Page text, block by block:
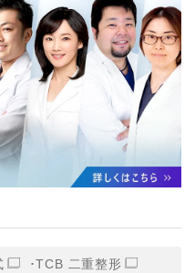
】
情報を、厳正な管理の下
報への不正アクセス・紛
を防止するため、必要か
・技術的防御措置を講じ
】
達成に必要な範囲で、取
があります。
一般社団法人メディカル
アンスTCB 二重整形